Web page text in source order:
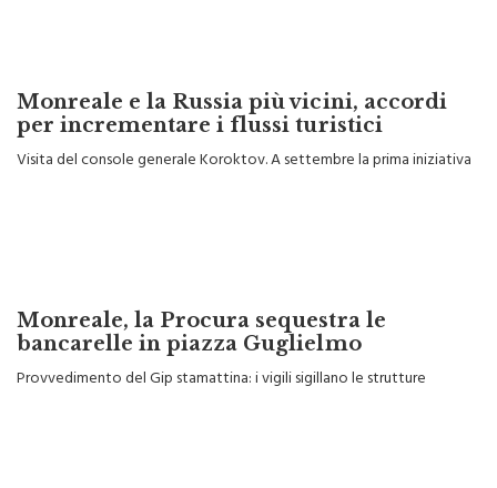
Monreale e la Russia più vicini, accordi
per incrementare i flussi turistici
Monreale, la Procura sequestra le
bancarelle in piazza Guglielmo